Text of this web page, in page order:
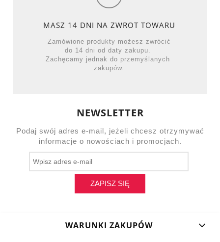
MASZ 14 DNI NA ZWROT TOWARU
Zamówione produkty możesz zwrócić
do 14 dni od daty zakupu.
Zachęcamy jednak do przemyślanych
zakupów.
NEWSLETTER
Podaj swój adres e-mail, jeżeli chcesz otrzymywać
informacje o nowościach i promocjach.
ZAPISZ SIĘ
WARUNKI ZAKUPÓW